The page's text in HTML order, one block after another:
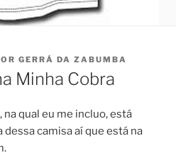
GERRÁ DA ZABUMBA
Minha Cobra
qual eu me incluo, está
camisa aí que está na